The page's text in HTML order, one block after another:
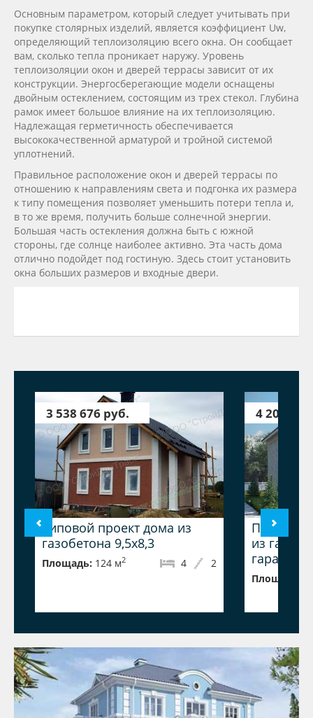
Основным параметром, который следует учитывать при
покупке столярных изделий, является коэффициент Uw,
определяющий теплоизоляцию всего окна. Он сообщает
вам, сколько тепла проникает наружу. Уровень
теплоизоляции окон и дверей террасы зависит от их
конструкции. Энергосберегающие модели оснащены
двойным остеклением, состоящим из трех стекол. Глубина
рамок имеет большое влияние на их теплоизоляцию.
Надлежащая герметичность обеспечивается
высококачественной арматурой и тройной системой
уплотнений.
Правильное расположение окон и дверей террасы по
отношению к направлениям света и подгонка их размера
к типу помещения позволяет уменьшить потери тепла и,
в то же время, получить больше солнечной энергии.
Большая часть остекления должна быть с южной
стороны, где солнце наиболее активно. Эта часть дома
отлично подойдет под гостиную. Здесь стоит установить
окна больших размеров и входные двери.
3 538 676 руб.
Типовой проект дома из
газобетона 9,5x8,3
Площадь: 124 м2 2
4
4 205
Проект
из
гаражом
Площадь: